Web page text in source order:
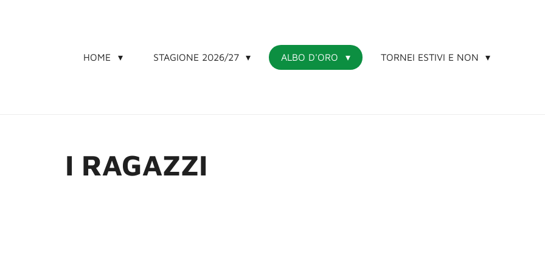
HOME STAGIONE 2026/27 ALBO D'ORO TORNEI ESTIVI E NON
I RAGAZZI